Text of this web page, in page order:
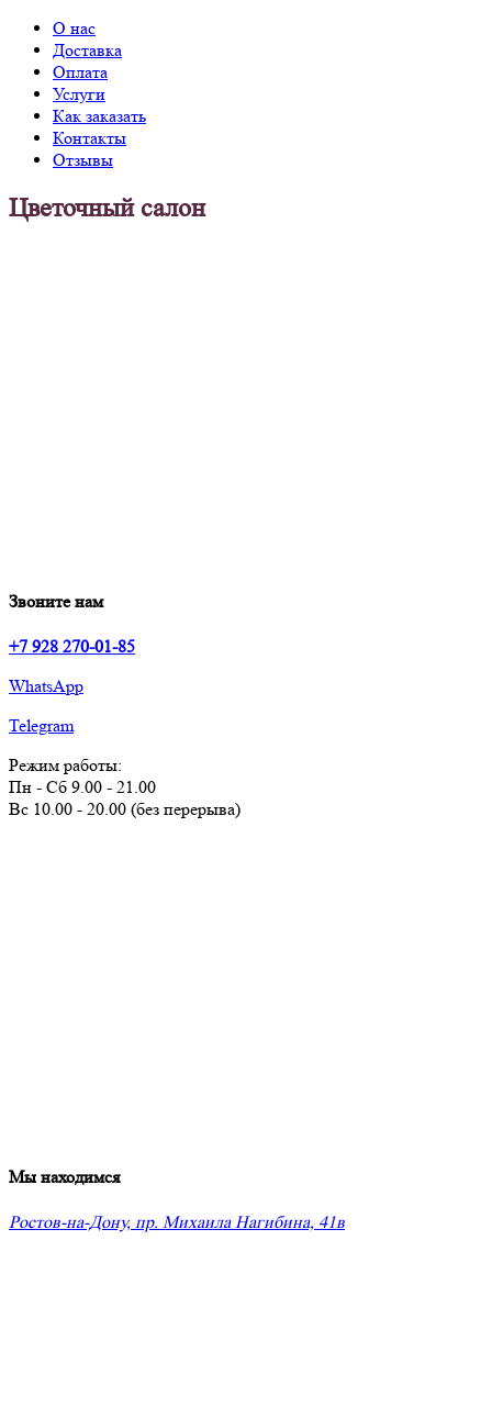
О нас
Доставка
Оплата
Услуги
Как заказать
Контакты
Отзывы
Цветочный салон
Звоните нам
+7 928 270-01-85
WhatsApp
Telegram
Режим работы:
Пн - Сб 9.00 - 21.00
Вс 10.00 - 20.00 (без перерыва)
Мы находимся
Ростов-на-Дону, пр. Михаила Нагибина, 41в